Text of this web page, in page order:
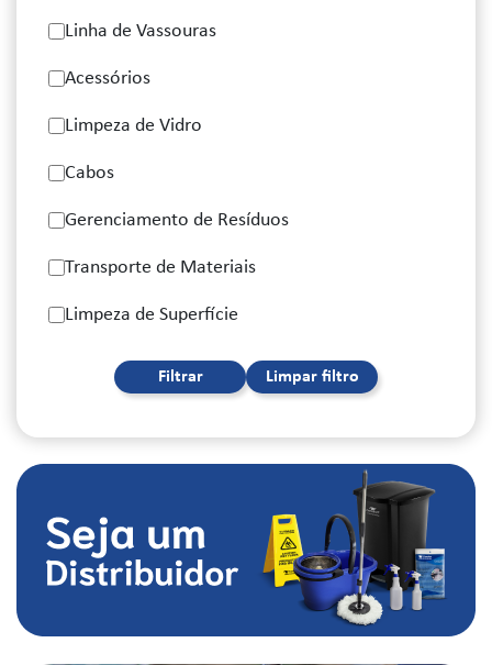
Linha de Vassouras
Acessórios
Limpeza de Vidro
Cabos
Gerenciamento de Resíduos
Transporte de Materiais
Limpeza de Superfície
Filtrar Limpar filtro